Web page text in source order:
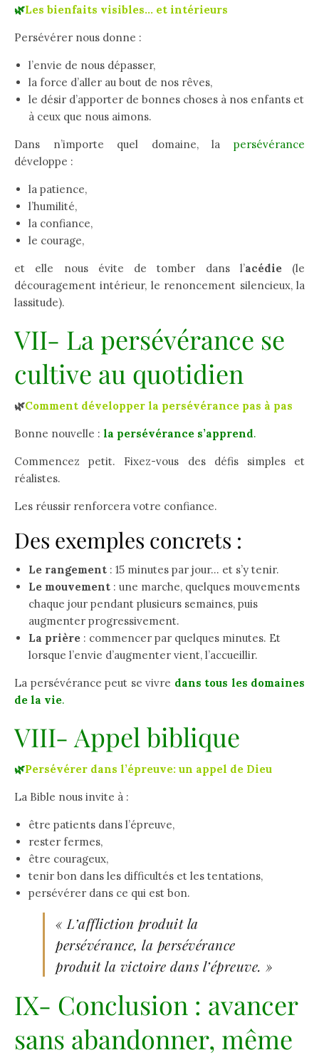
🌿Les bienfaits visibles… et intérieurs
Persévérer nous donne :
l’envie de nous dépasser,
la force d’aller au bout de nos rêves,
le désir d’apporter de bonnes choses à nos enfants et
à ceux que nous aimons.
Dans n’importe quel domaine, la persévérance
développe :
la patience,
l’humilité,
la confiance,
le courage,
et elle nous évite de tomber dans l’acédie(le
découragement intérieur, le renoncement silencieux, la
lassitude).
VII- La persévérance se
cultive au quotidien
🌿Comment développer la persévérance pas à pas
Bonne nouvelle : la persévérance s’apprend.
Commencez petit. Fixez-vous des défis simples et
réalistes.
Les réussir renforcera votre confiance.
Des exemples concrets :
Le rangement : 15 minutes par jour… et s’y tenir.
Le mouvement : une marche, quelques mouvements
chaque jour pendant plusieurs semaines, puis
augmenter progressivement.
La prière : commencer par quelques minutes. Et
lorsque l’envie d’augmenter vient, l’accueillir.
La persévérance peut se vivre dans tous les domaines
de la vie.
VIII- Appel biblique
🌿Persévérer dans l’épreuve: un appel de Dieu
La Bible nous invite à :
être patients dans l’épreuve,
rester fermes,
être courageux,
tenir bon dans les difficultés et les tentations,
persévérer dans ce qui est bon.
« L’affliction produit la
persévérance, la persévérance
produit la victoire dans l’épreuve. »
IX- Conclusion : avancer
sans abandonner, même